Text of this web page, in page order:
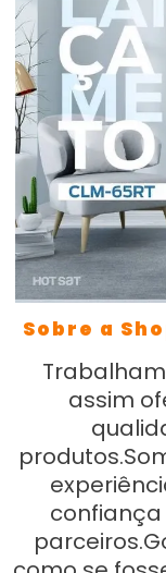
Sobre a
assim
confiança